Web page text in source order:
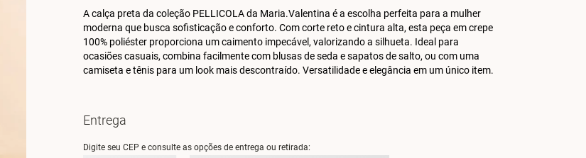
A calça preta da coleção PELLICOLA da Maria.Valentina é a escolha perfeita para a mulher
moderna que busca sofisticação e conforto. Com corte reto e cintura alta, esta peça em crepe
100% poliéster proporciona um caimento impecável, valorizando a silhueta. Ideal para
ocasiões casuais, combina facilmente com blusas de seda e sapatos de salto, ou com uma
camiseta e tênis para um look mais descontraído. Versatilidade e elegância em um único item.
Entrega
Digite seu CEP e consulte as opções de entrega ou retirada: